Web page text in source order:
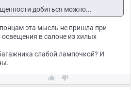
добиться можно...
эта мысль не пришла при
освещения в салоне из хилых
слабой лампочкой? И
 